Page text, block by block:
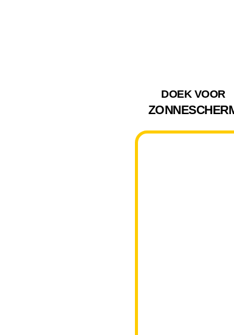
DOEK VOOR